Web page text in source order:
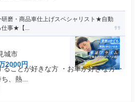
研磨・商品車仕上げスペシャリスト★自動
仕事★【...
城市
2000円
ことが好きな方 ・お車が好きな方 ・
、熱...